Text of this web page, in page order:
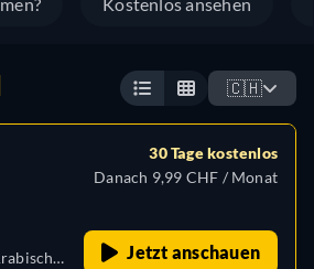
Kostenlos ansehen
🇨🇭
30 Tage kostenlos
Danach 9,99 CHF / Monat
Jetzt anschauen